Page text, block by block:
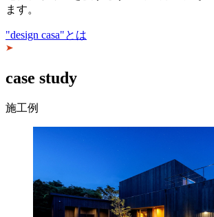
ます。
"design casa"とは
case study
施工例